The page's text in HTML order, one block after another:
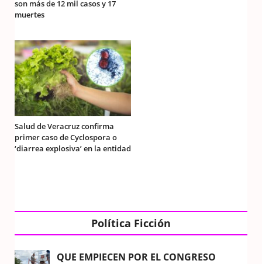
son más de 12 mil casos y 17
muertes
Salud de Veracruz confirma
primer caso de Cyclospora o
‘diarrea explosiva’ en la entidad
Política Ficción
QUE EMPIECEN POR EL CONGRESO